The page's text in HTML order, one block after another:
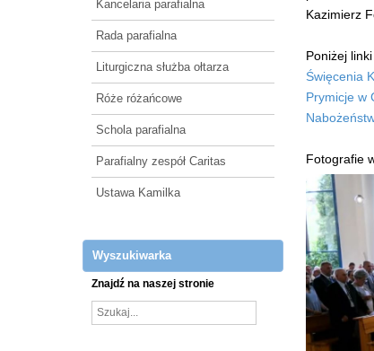
Kancelaria parafialna
Rada parafialna
Liturgiczna służba ołtarza
Róże różańcowe
Schola parafialna
Parafialny zespół Caritas
Ustawa Kamilka
Wyszukiwarka
Znajdź na naszej stronie
Kazimierz
Poniżej
Święcenia
Prymicje w
Fotografie